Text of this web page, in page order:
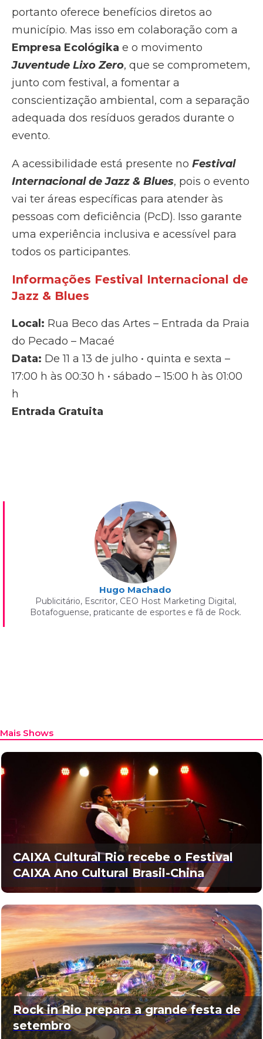
portanto oferece benefícios diretos ao
município. Mas isso em colaboração com a
Empresa Ecológika e o movimento
Juventude Lixo Zero, que se comprometem,
junto com festival, a fomentar a
conscientização ambiental, com a separação
adequada dos resíduos gerados durante o
evento.
A acessibilidade está presente no Festival
Internacional de Jazz & Blues, pois o evento
vai ter áreas específicas para atender às
pessoas com deficiência (PcD). Isso garante
uma experiência inclusiva e acessível para
todos os participantes.
Informações Festival Internacional de
Jazz & Blues
Local: Rua Beco das Artes – Entrada da Praia
do Pecado – Macaé
Data: De 11 a 13 de julho • quinta e sexta –
17:00 h às 00:30 h • sábado – 15:00 h às 01:00
h
Entrada Gratuita
Hugo Machado
Publicitário, Escritor, CEO Host Marketing Digital,
Botafoguense, praticante de esportes e fã de Rock.
Mais Shows
CAIXA Cultural Rio recebe o Festival
CAIXA Ano Cultural Brasil-China
Rock in Rio prepara a grande festa de
setembro